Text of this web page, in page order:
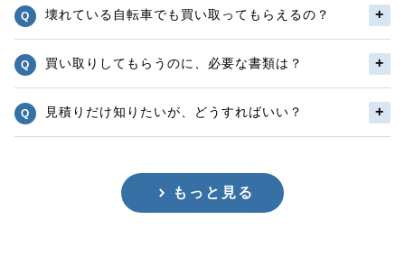
壊れている自転車でも買い取ってもらえるの？
買い取りしてもらうのに、必要な書類は？
見積りだけ知りたいが、どうすればいい？
もっと見る